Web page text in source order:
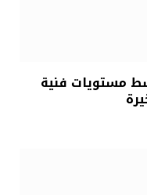
مستويات فنية